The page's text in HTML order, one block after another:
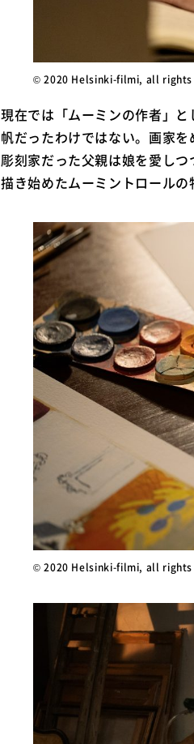
© 2020 Helsinki-filmi, all rights
現在では「ムーミンの作者」
帆だったわけではない。画家
彫刻家だった父親は娘を愛し
描き始めたムーミントロール
© 2020 Helsinki-filmi, all rights